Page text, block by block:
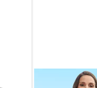
BARBARA LEBEK